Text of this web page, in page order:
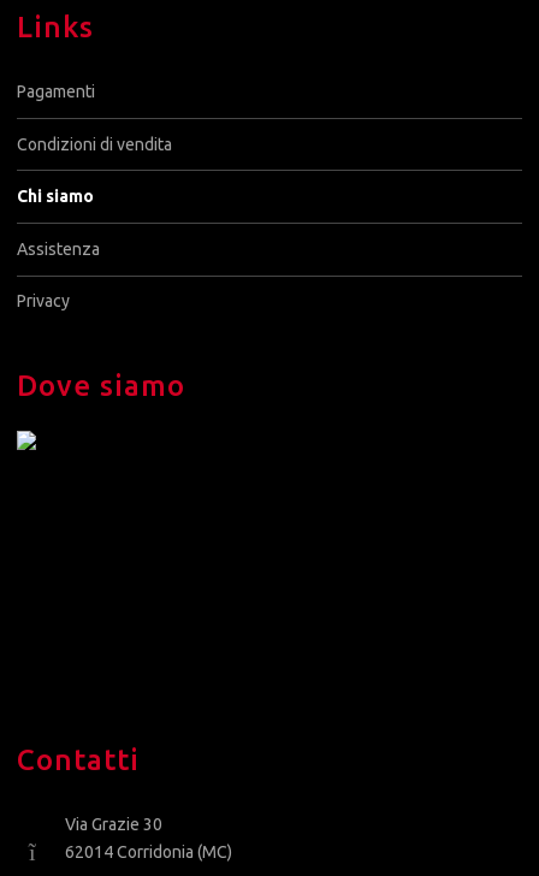
Links
Pagamenti
Condizioni di vendita
Chi siamo
Assistenza
Privacy
Dove siamo
Contatti
Via Grazie 30
62014 Corridonia (MC)